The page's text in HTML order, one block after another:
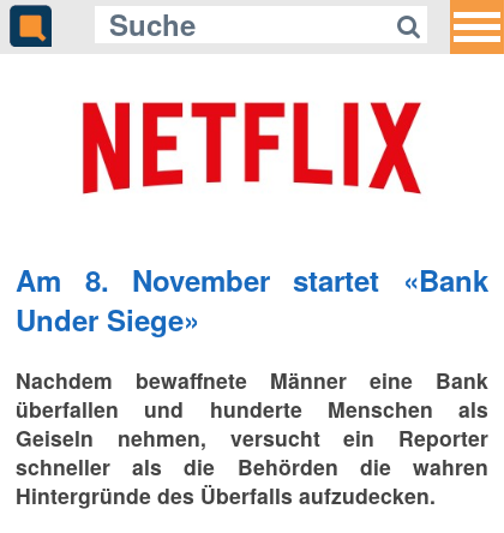
Am 8. November startet «Bank
Under Siege»
Nachdem bewaffnete Männer eine Bank
überfallen und hunderte Menschen als
Geiseln nehmen, versucht ein Reporter
schneller als die Behörden die wahren
Hintergründe des Überfalls aufzudecken.